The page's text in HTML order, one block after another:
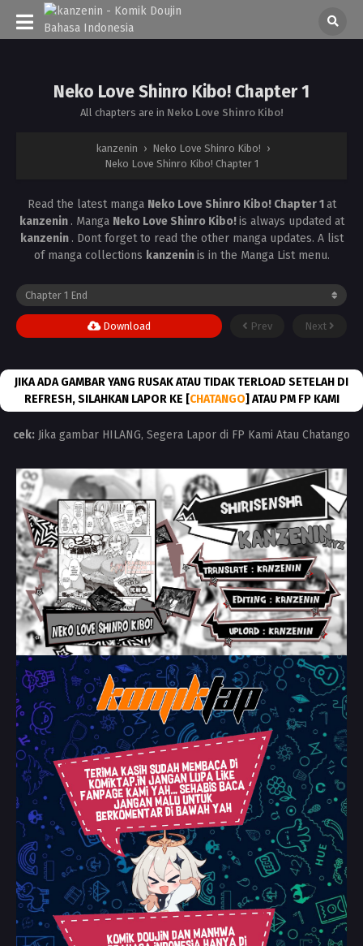
Neko Love Shinro Kibo! Chapter 1
All chapters are in Neko Love Shinro Kibo!
kanzenin › Neko Love Shinro Kibo! ›
Neko Love Shinro Kibo! Chapter 1
Read the latest manga Neko Love Shinro Kibo! Chapter 1at
kanzenin . Manga Neko Love Shinro Kibo!is always updated at
kanzenin . Dont forget to read the other manga updates. A list
of manga collections kanzeninis in the Manga List menu.
Prev Next
Download
JIKA ADA GAMBAR YANG RUSAK ATAU TIDAK TERLOAD SETELAH DI
REFRESH, SILAHKAN LAPOR KE [CHATANGO] ATAU PM FP KAMI
cek: Jika gambar HILANG, Segera Lapor di FP Kami Atau Chatango